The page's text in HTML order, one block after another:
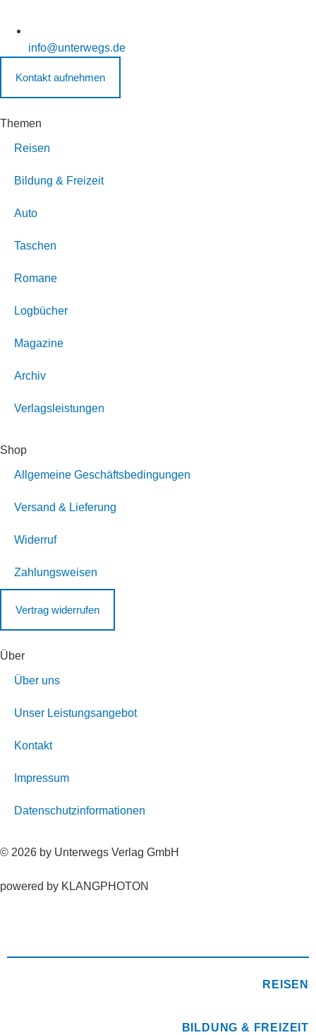
info@unterwegs.de
Kontakt aufnehmen
Themen
Reisen
Bildung & Freizeit
Auto
Taschen
Romane
Logbücher
Magazine
Archiv
Verlagsleistungen
Shop
Allgemeine Geschäftsbedingungen
Versand & Lieferung
Widerruf
Zahlungsweisen
Vertrag widerrufen
Über
Über uns
Unser Leistungsangebot
Kontakt
Impressum
Datenschutzinformationen
© 2026 by Unterwegs Verlag GmbH
powered by KLANGPHOTON
REISEN
BILDUNG & FREIZEIT